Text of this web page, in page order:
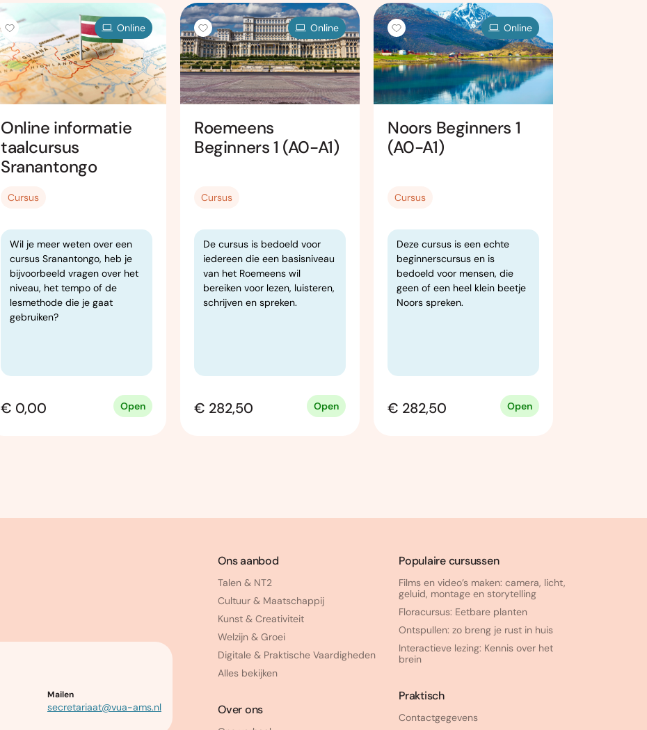
Online
Online informatie
taalcursus
Sranantongo
Cursus
Wil je meer weten over een
cursus Sranantongo, heb je
bijvoorbeeld vragen over het
niveau, het tempo of de
lesmethode die je gaat
gebruiken?
€ 0,00 Open
Online
Roemeens
Beginners 1 (A0-A1)
Cursus
De cursus is bedoeld voor
iedereen die een basisniveau
van het Roemeens wil
bereiken voor lezen, luisteren,
schrijven en spreken.
€ 282,50 Open
Online
Noors Beginners 1
(A0-A1)
Cursus
Deze cursus is een echte
beginnerscursus en is
bedoeld voor mensen, die
geen of een heel klein beetje
Noors spreken.
€ 282,50 Open
Mailen
secretariaat@vua-ams.nl
Ons aanbod
Talen & NT2
Cultuur & Maatschappij
Kunst & Creativiteit
Welzijn & Groei
Digitale & Praktische Vaardigheden
Alles bekijken
Over ons
Populaire cursussen
Films en video’s maken: camera, licht,
geluid, montage en storytelling
Floracursus: Eetbare planten
Ontspullen: zo breng je rust in huis
Interactieve lezing: Kennis over het
brein
Praktisch
Contactgegevens